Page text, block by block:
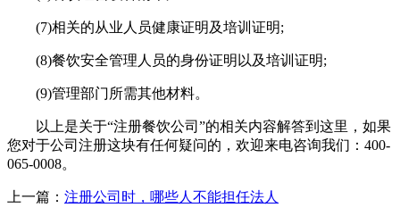
(7)相关的从业人员健康证明及培训证明;
(8)餐饮安全管理人员的身份证明以及培训证明;
(9)管理部门所需其他材料。
以上是关于“注册餐饮公司”的相关内容解答到这里，如果
您对于公司注册这块有任何疑问的，欢迎来电咨询我们：400-
065-0008。
上一篇： 注册公司时，哪些人不能担任法人